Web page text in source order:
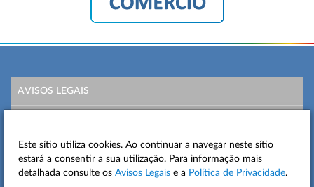
AVISOS LEGAIS
MAPA DO SITE
CONTACTOS
Este sítio utiliza cookies. Ao continuar a navegar neste sítio
estará a consentir a sua utilização. Para informação mais
detalhada consulte os Avisos Legais e a Política de Privacidade.